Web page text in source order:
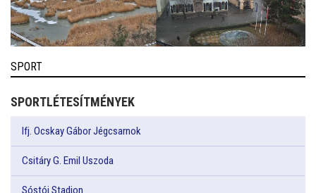
SPORT
SPORTLÉTESÍTMÉNYEK
Ifj. Ocskay Gábor Jégcsarnok
Csitáry G. Emil Uszoda
Sóstói Stadion